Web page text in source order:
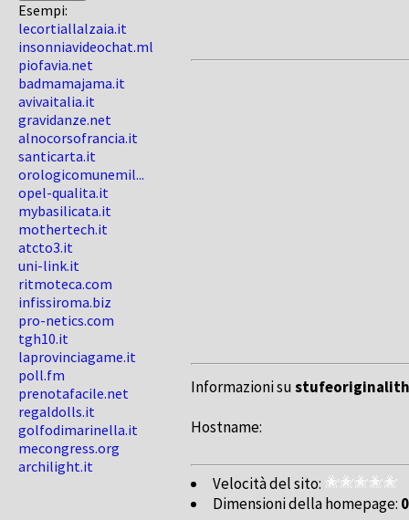
Esempi:
lecortiallalzaia.it
insonniavideochat.ml
piofavia.net
badmamajama.it
avivaitalia.it
gravidanze.net
alnocorsofrancia.it
santicarta.it
orologicomunemil...
opel-qualita.it
mybasilicata.it
mothertech.it
atcto3.it
uni-link.it
ritmoteca.com
infissiroma.biz
pro-netics.com
tgh10.it
laprovinciagame.it
poll.fm
prenotafacile.net
regaldolls.it
golfodimarinella.it
mecongress.org
archilight.it
Informazioni su
Hostname:
Velocità del sito:
Dimensioni della homepage: 0